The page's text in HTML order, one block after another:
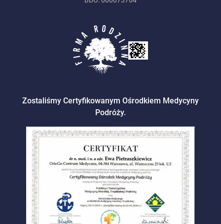
Zostaliśmy Certyfikowanym Ośrodkiem Medycyny
Podróży.